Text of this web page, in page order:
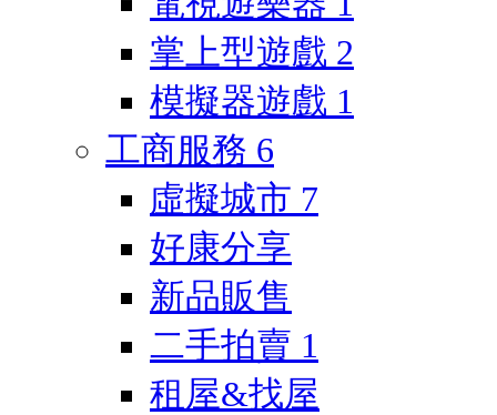
掌上型遊戲 2
模擬器遊戲 1
工商服務 6
虛擬城市 7
好康分享
新品販售
二手拍賣 1
租屋&找屋